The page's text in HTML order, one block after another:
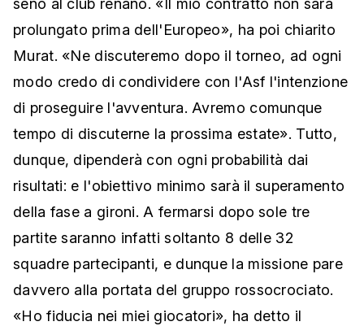
seno al club renano. «Il mio contratto non sarà
prolungato prima dell'Europeo», ha poi chiarito
Murat. «Ne discuteremo dopo il torneo, ad ogni
modo credo di condividere con l'Asf l'intenzione
di proseguire l'avventura. Avremo comunque
tempo di discuterne la prossima estate». Tutto,
dunque, dipenderà con ogni probabilità dai
risultati: e l'obiettivo minimo sarà il superamento
della fase a gironi. A fermarsi dopo sole tre
partite saranno infatti soltanto 8 delle 32
squadre partecipanti, e dunque la missione pare
davvero alla portata del gruppo rossocrociato.
«Ho fiducia nei miei giocatori», ha detto il